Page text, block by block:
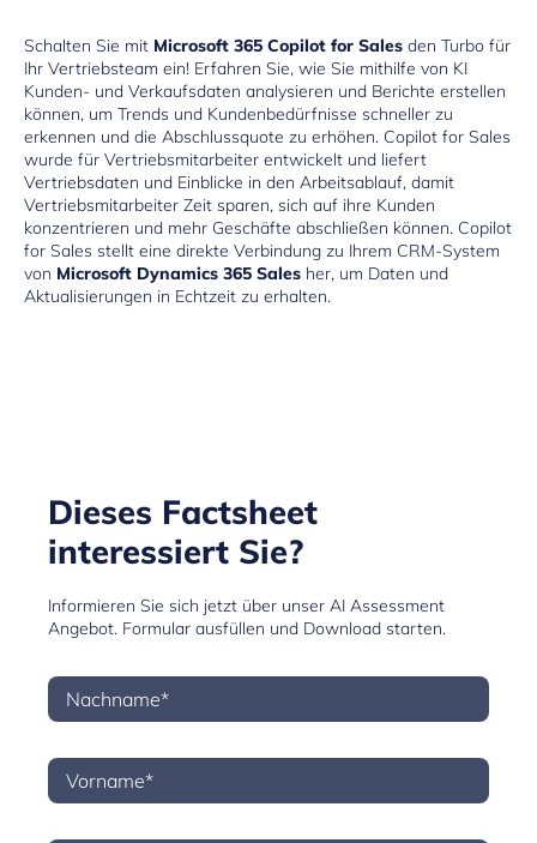
Schalten Sie mit Microsoft 365 Copilot for Sales den Turbo für
Ihr Vertriebsteam ein! Erfahren Sie, wie Sie mithilfe von KI
Kunden- und Verkaufsdaten analysieren und Berichte erstellen
können, um Trends und Kundenbedürfnisse schneller zu
erkennen und die Abschlussquote zu erhöhen. Copilot for Sales
wurde für Vertriebsmitarbeiter entwickelt und liefert
Vertriebsdaten und Einblicke in den Arbeitsablauf, damit
Vertriebsmitarbeiter Zeit sparen, sich auf ihre Kunden
konzentrieren und mehr Geschäfte abschließen können. Copilot
for Sales stellt eine direkte Verbindung zu Ihrem CRM-System
von Microsoft Dynamics 365 Sales her, um Daten und
Aktualisierungen in Echtzeit zu erhalten.
Dieses Factsheet
interessiert Sie?
Informieren Sie sich jetzt über unser AI Assessment
Angebot. Formular ausfüllen und Download starten.